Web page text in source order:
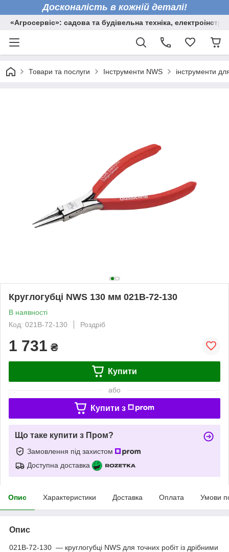
Досконалість в кожній деталі!
«Агросервіс»: садова та будівельна техніка,
Товари та послуги Інструменти NWS інструменти
Круглогубці NWS 130 мм 021B-72-130
В наявності
Код: 021B-72-130
Роздріб
1 731 ₴
Купити
або
Купити з
Що таке купити з Пром?
Замовлення під захистом
Доступна доставка
Опис Характеристики Доставка Оплата Умови
Опис
021B-72-130 — круглогубці NWS для точних робіт із дрібними